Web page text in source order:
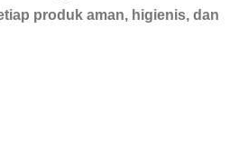
produk aman, higienis, dan